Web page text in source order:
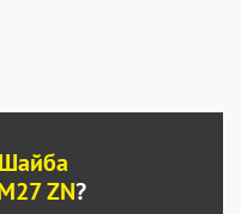
Шайба
ZN?